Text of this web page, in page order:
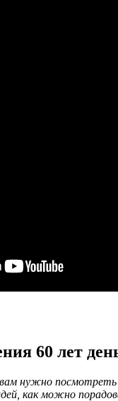
60 лет
нужно
как можно